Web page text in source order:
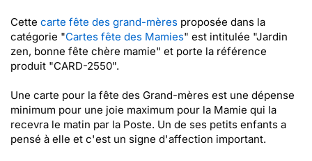
Cette carte fête des grand-mères proposée dans la
catégorie "Cartes fête des Mamies" est intitulée "Jardin
zen, bonne fête chère mamie" et porte la référence
produit "CARD-2550".
Une carte pour la fête des Grand-mères est une dépense
minimum pour une joie maximum pour la Mamie qui la
recevra le matin par la Poste. Un de ses petits enfants a
pensé à elle et c'est un signe d'affection important.